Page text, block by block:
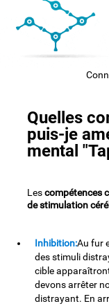
Quelles
puis-je
mental
Lescompétences
de stimulation
Inhibition:Au fur
des stimuli
cible
devons arrêter
distrayant. En